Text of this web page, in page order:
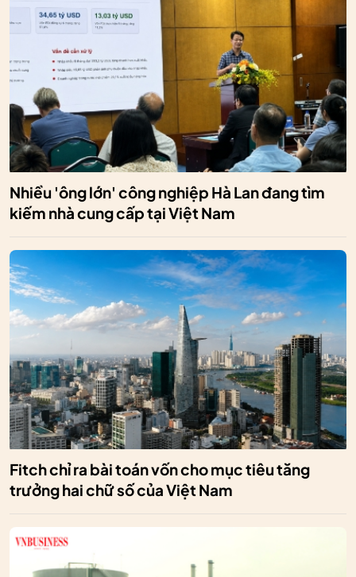
Nhiều 'ông lớn' công nghiệp Hà Lan đang tìm
kiếm nhà cung cấp tại Việt Nam
Fitch chỉ ra bài toán vốn cho mục tiêu tăng
trưởng hai chữ số của Việt Nam